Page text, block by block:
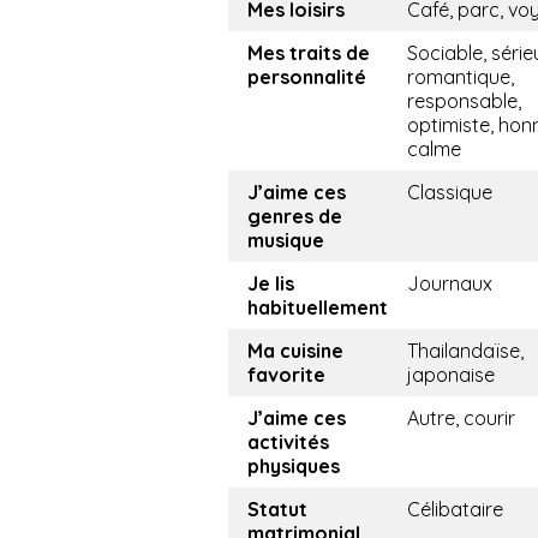
Mes loisirs
Café, parc,
Mes traits de
personnalité
Sociable,
romantique,
responsable,
optimiste,
calme
J’aime ces
genres de
musique
Classique
Je lis
habituellement
Journaux
Ma cuisine
favorite
Thailandaïse,
japonaise
J’aime ces
activités
physiques
Autre, courir
Statut
Célibataire